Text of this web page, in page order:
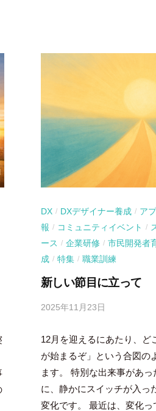
DX / DXデザイナー養成 / ア
報 / コミュニティイベント /
ース / 企業研修 / 市民開発者
成 / 特集 / 職業訓練
新しい節目に立って
2025年11月23日
吉
田
豪
12月を迎えるにあたり、ど
が始まるぞ」という合図の
ます。 特別な出来事があ
に、静かにスイッチが入っ
変化です。 最近は、変化